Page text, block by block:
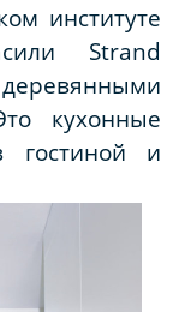
институте
Strand
кухонные
и